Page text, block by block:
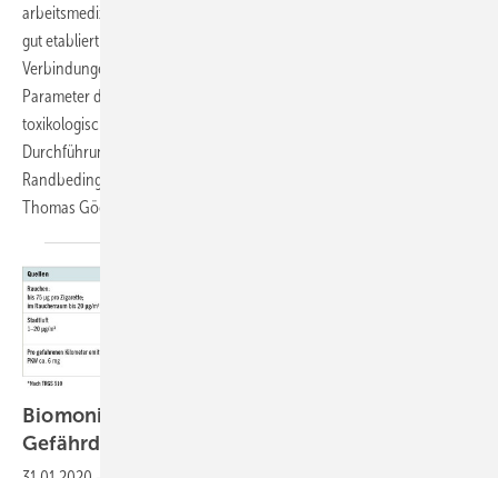
arbeitsmedizinische Vorsorge ist bei keinem anderen Gefahrstoff so
gut etabliert wie für die Expositionen mit Blei und seinen
Verbindungen. Die Bestimmung von Blei in Blut ist der etablierte
Parameter des biologischen Belastungsmonitorings, für den
toxikologisch gut begründete Beurteilungswerte vorliegen. Bei der
Durchführung und Beurteilung dieses Biomonitorings sollten aber die
Randbedingungen und Einflussfaktoren berücksichtigt werden.
Thomas Göen et
Biomonitoring in der
Gefährdungsbeurteilung